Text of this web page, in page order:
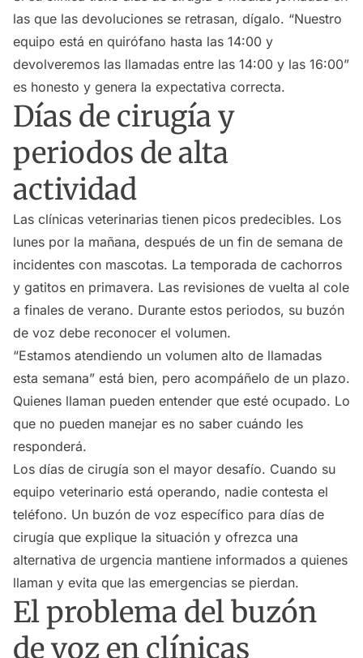
las que las devoluciones se retrasan, dígalo. “Nuestro
equipo está en quirófano hasta las 14:00 y
devolveremos las llamadas entre las 14:00 y las 16:00”
es honesto y genera la expectativa correcta.
Días de cirugía y
periodos de alta
actividad
Las clínicas veterinarias tienen picos predecibles. Los
lunes por la mañana, después de un fin de semana de
incidentes con mascotas. La temporada de cachorros
y gatitos en primavera. Las revisiones de vuelta al cole
a finales de verano. Durante estos periodos, su buzón
de voz debe reconocer el volumen.
“Estamos atendiendo un volumen alto de llamadas
esta semana” está bien, pero acompáñelo de un plazo.
Quienes llaman pueden entender que esté ocupado. Lo
que no pueden manejar es no saber cuándo les
responderá.
Los días de cirugía son el mayor desafío. Cuando su
equipo veterinario está operando, nadie contesta el
teléfono. Un buzón de voz específico para días de
cirugía que explique la situación y ofrezca una
alternativa de urgencia mantiene informados a quienes
llaman y evita que las emergencias se pierdan.
El problema del buzón
de voz en clínicas